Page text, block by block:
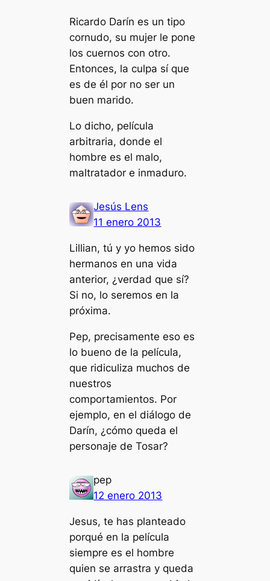
Ricardo Darín es un tipo
cornudo, su mujer le pone
los cuernos con otro.
Entonces, la culpa sí que
es de él por no ser un
buen marido.
Lo dicho, película
arbitraria, donde el
hombre es el malo,
maltratador e inmaduro.
Jesús Lens
11 enero 2013
Lillian, tú y yo hemos sido
hermanos en una vida
anterior, ¿verdad que sí?
Si no, lo seremos en la
próxima.
Pep, precisamente eso es
lo bueno de la película,
que ridiculiza muchos de
nuestros
comportamientos. Por
ejemplo, en el diálogo de
Darín, ¿cómo queda el
personaje de Tosar?
pep
12 enero 2013
Jesus, te has planteado
porqué en la película
siempre es el hombre
quien se arrastra y queda